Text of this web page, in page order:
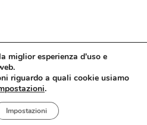
dm3
miglior esperienza d'uso e
riguardo a quali cookie usiamo
.
Impostazioni